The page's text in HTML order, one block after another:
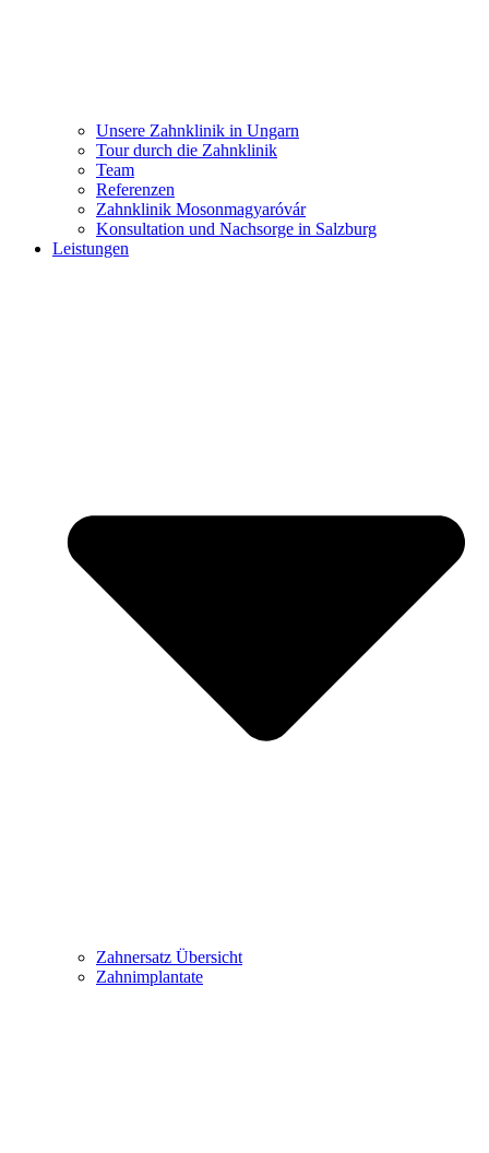
Unsere Zahnklinik in Ungarn
Tour durch die Zahnklinik
Team
Referenzen
Zahnklinik Mosonmagyaróvár
Konsultation und Nachsorge in Salzburg
Leistungen
Zahnersatz Übersicht
Zahnimplantate